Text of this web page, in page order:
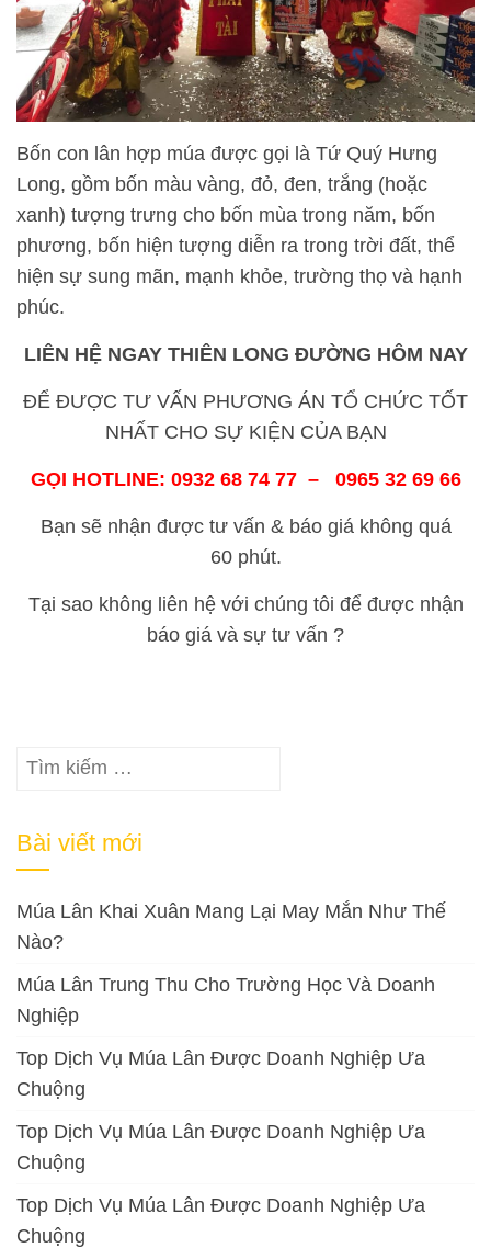
Bốn con lân hợp múa được gọi là Tứ Quý Hưng
Long, gồm bốn màu vàng, đỏ, đen, trắng (hoặc
xanh) tượng trưng cho bốn mùa trong năm, bốn
phương, bốn hiện tượng diễn ra trong trời đất, thể
hiện sự sung mãn, mạnh khỏe, trường thọ và hạnh
phúc.
LIÊN HỆ NGAY THIÊN LONG ĐƯỜNG HÔM NAY
ĐỂ ĐƯỢC TƯ VẤN PHƯƠNG ÁN TỔ CHỨC TỐT
NHẤT CHO SỰ KIỆN CỦA BẠN
GỌI HOTLINE: 0932 68 74 77 – 0965 32 69 66
Bạn sẽ nhận được tư vấn & báo giá không quá
60 phút.
Tại sao không liên hệ với chúng tôi để được nhận
báo giá và sự tư vấn ?
Tìm
Bài viết mới
Múa Lân Khai Xuân Mang Lại May Mắn Như Thế
Nào?
Múa Lân Trung Thu Cho Trường Học Và Doanh
Nghiệp
Top Dịch Vụ Múa Lân Được Doanh Nghiệp Ưa
Chuộng
Top Dịch Vụ Múa Lân Được Doanh Nghiệp Ưa
Chuộng
Top Dịch Vụ Múa Lân Được Doanh Nghiệp Ưa
Chuộng